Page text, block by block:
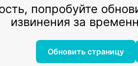
попробуйте
извинения за
Обновить страницу